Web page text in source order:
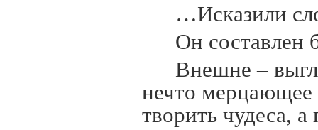
…Исказили
Он составлен
Внешне –
нечто мерцающее
творить чудеса,